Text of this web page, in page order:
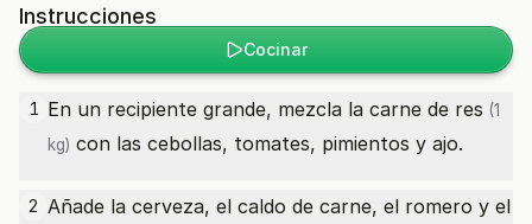
Instrucciones
Cocinar
1 En un recipiente grande, mezcla la carne de res (1
kg) con las cebollas, tomates, pimientos y ajo.
2 Añade la cerveza, el caldo de carne, el romero y el